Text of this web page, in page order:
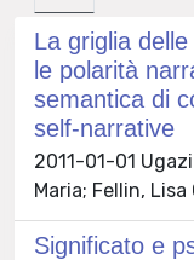
La griglia
le polarità
semantica di
self-narrative
2011-01-01
Maria; Fellin, Lisa
Significato e